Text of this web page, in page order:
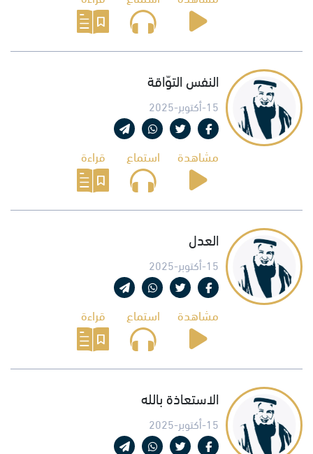
النفس التوّاقة
15-أكتوبر-2025
مشاهدة استماع قراءة
العدل
15-أكتوبر-2025
مشاهدة استماع قراءة
الاستعاذة بالله
15-أكتوبر-2025